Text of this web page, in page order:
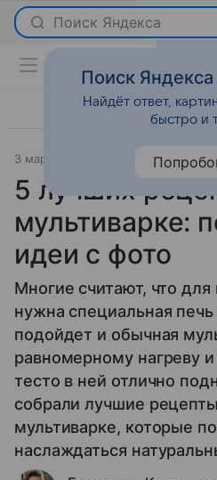
Поиск Яндекса
3 марта 2026 Леди Mail Рецепты
5 лучших
мультиварке:
идеи с фото
Многие считают, что
нужна специальная
подойдет и обычная
равномерному нагреву
тесто в ней отлично
собрали лучшие
мультиварке, которые
наслаждаться
Поиск
Найдёт ответ,
быстро и